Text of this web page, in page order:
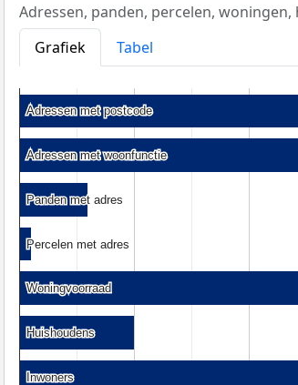
Adressen, panden, percelen,
Grafiek
Tabel
Adressen met postcode
Adressen met postcode
Adressen met woonfunctie
Adressen met woonfunctie
Panden met adres
Panden met adres
Percelen met adres
Percelen met adres
Woningvoorraad
Woningvoorraad
Huishoudens
Huishoudens
Inwoners
Inwoners